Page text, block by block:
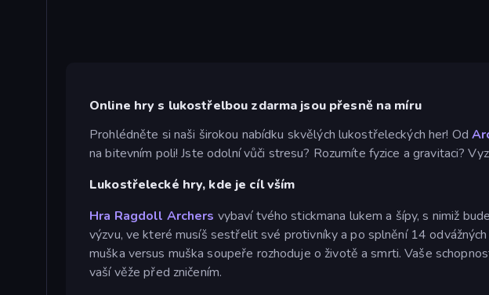
Online hry s lukostřelbou zdarma jsou přesně na míru
Prohlédněte si naši širokou nabídku skvělých lukostřeleckých her! Od
na bitevním poli! Jste odolní vůči stresu? Rozumíte fyzice a gravitaci?
Lukostřelecké hry, kde je cíl vším
Hra Ragdoll Archers vybaví tvého stickmana lukem a šípy, s nimiž
výzvu, ve které musíš sestřelit své protivníky a po splnění 14
muška versus muška soupeře rozhoduje o životě a smrti. Vaše
vaší věže před zničením.